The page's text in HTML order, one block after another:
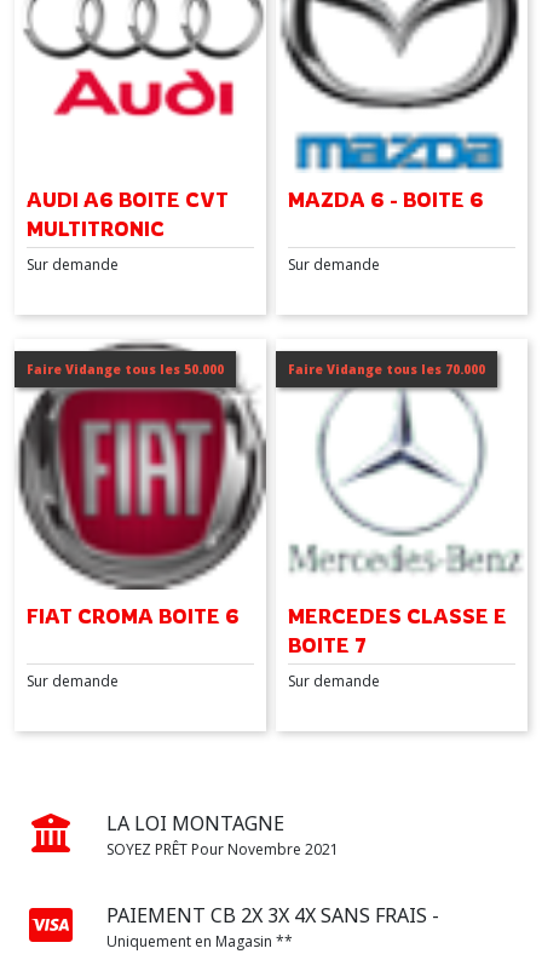
AUDI A6 BOITE CVT
MULTITRONIC
Sur demande
MAZDA 6 - BOITE 6
Sur demande
Faire Vidange tous les 50.000
FIAT CROMA BOITE 6
Sur demande
Faire Vidange tous les 70.000
MERCEDES CLASSE E
BOITE 7
Sur demande
LA LOI MONTAGNE
SOYEZ PRÊT Pour Novembre 2021
PAIEMENT CB 2X 3X 4X SANS FRAIS -
Uniquement en Magasin **